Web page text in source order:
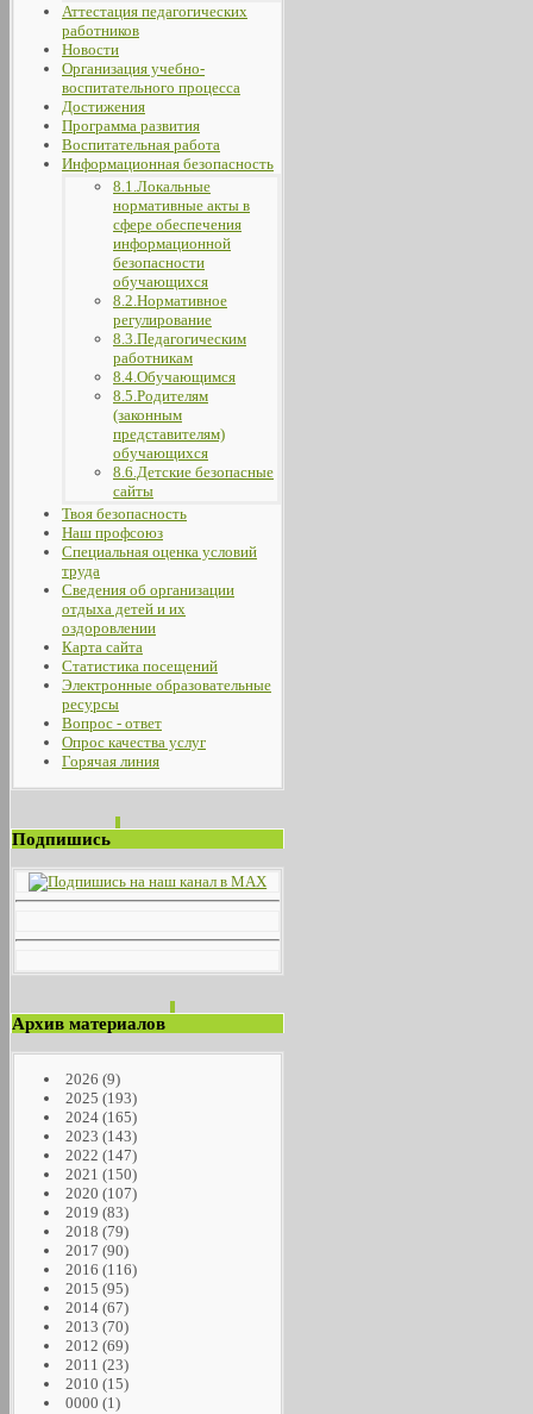
Аттестация педагогических
работников
Новости
Организация учебно-
воспитательного процесса
Достижения
Программа развития
Воспитательная работа
Информационная безопасность
8.1.Локальные
нормативные акты в
сфере обеспечения
информационной
безопасности
обучающихся
8.2.Нормативное
регулирование
8.3.Педагогическим
работникам
8.4.Обучающимся
8.5.Родителям
(законным
представителям)
обучающихся
8.6.Детские безопасные
сайты
Твоя безопасность
Наш профсоюз
Специальная оценка условий
труда
Сведения об организации
отдыха детей и их
оздоровлении
Карта сайта
Статистика посещений
Электронные образовательные
ресурсы
Вопрос - ответ
Опрос качества услуг
Горячая линия
Подпишись
Архив материалов
2026 (9)
2025 (193)
2024 (165)
2023 (143)
2022 (147)
2021 (150)
2020 (107)
2019 (83)
2018 (79)
2017 (90)
2016 (116)
2015 (95)
2014 (67)
2013 (70)
2012 (69)
2011 (23)
2010 (15)
0000 (1)